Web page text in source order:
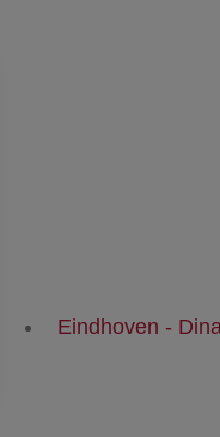
Eindhoven -